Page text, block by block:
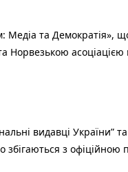
та Демократія»,
Норвезькою
видавці
збігаються з офіційною